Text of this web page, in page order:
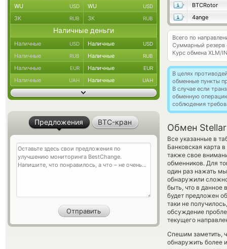
BTCRotor
4ange
Всего по
Суммарный резерв
Курс обмена XLM/
В целях
обменные пункты
В случае если
обменную
соблюдения
Обмен Stellar
Все указанные в
Банковская карта
также свое
обменников. Для
один раз нажать
обнаружили
быть, что в данное
будет предложен
таки не
обсуждение
текущего
Спешим заметить,
обнаружить более
WU USD WU USD
ЗК RUB ЗК RUB
Наличные деньги
Наличные USD Наличные USD
Наличные RUB Наличные RUB
Наличные EUR Наличные EUR
Наличные UAH Наличные UAH
Предложения BTC-кран